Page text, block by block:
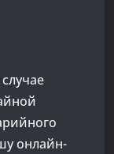
онлайн-